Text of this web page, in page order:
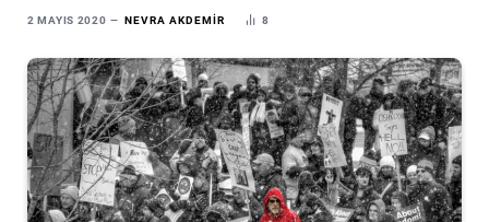
2 MAYIS 2020 NEVRA AKDEMIR 8